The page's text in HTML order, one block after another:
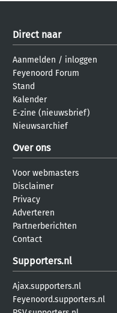
Direct naar
Aanmelden / inloggen
Feyenoord Forum
Stand
Kalender
E-zine (nieuwsbrief)
Nieuwsarchief
Over ons
Voor webmasters
Disclaimer
Privacy
Adverteren
Partnerberichten
Contact
Supporters.nl
Ajax.supporters.nl
Feyenoord.supporters.nl